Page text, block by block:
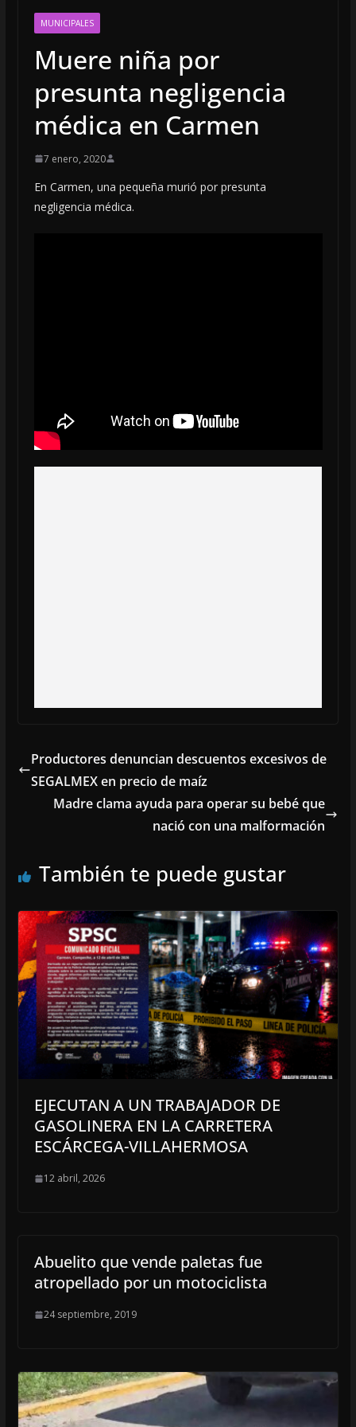
MUNICIPALES
Muere niña por
presunta negligencia
médica en Carmen
7 enero, 2020
En Carmen, una pequeña murió por presunta
negligencia médica.
Productores denuncian descuentos excesivos de
SEGALMEX en precio de maíz
Madre clama ayuda para operar su bebé que
nació con una malformación
También te puede gustar
EJECUTAN A UN TRABAJADOR DE
GASOLINERA EN LA CARRETERA
ESCÁRCEGA-VILLAHERMOSA
12 abril, 2026
Abuelito que vende paletas fue
atropellado por un motociclista
24 septiembre, 2019